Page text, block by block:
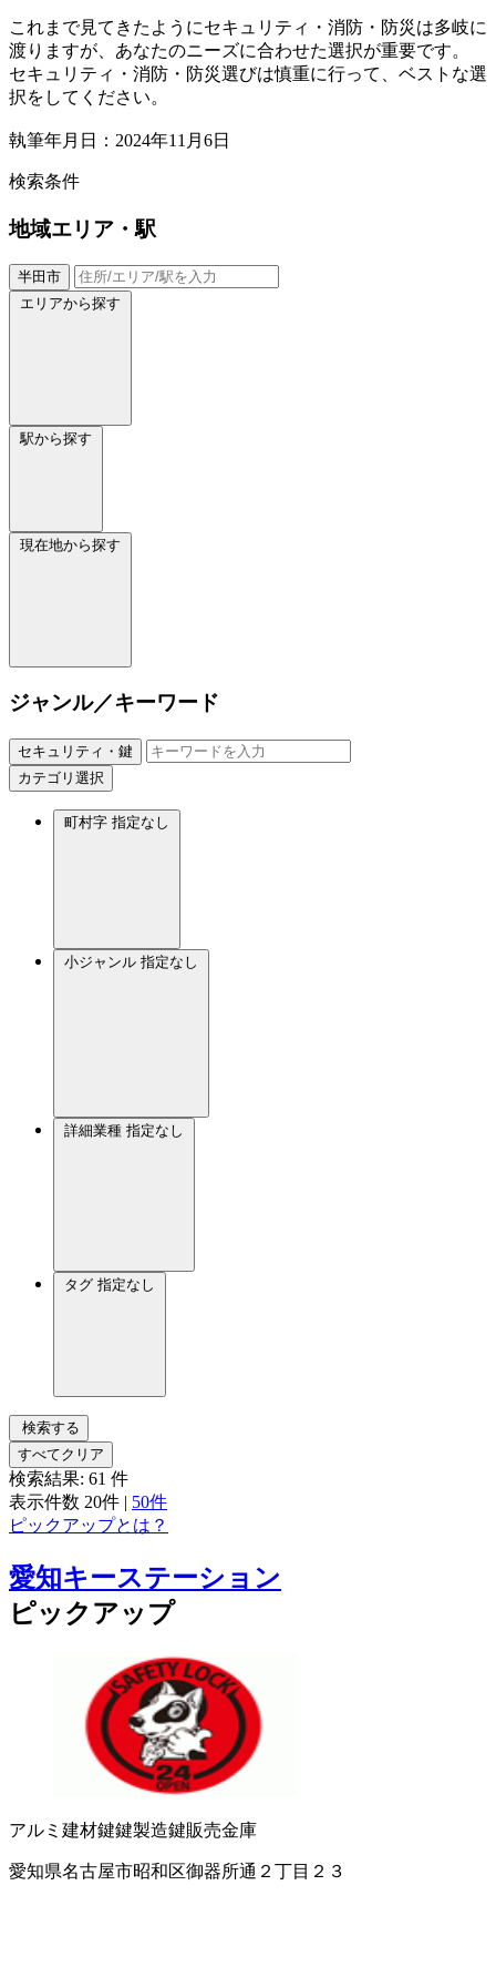
これまで見てきたようにセキュリティ・消防・防災は多岐に
渡りますが、あなたのニーズに合わせた選択が重要です。
セキュリティ・消防・防災選びは慎重に行って、ベストな選
択をしてください。
執筆年月日：2024年11月6日
検索条件
地域エリア・駅
半田市
エリアから探す
駅から探す
現在地から探す
ジャンル／キーワード
セキュリティ・鍵
カテゴリ選択
町村字 指定なし
小ジャンル 指定なし
詳細業種 指定なし
タグ 指定なし
検索する
すべてクリア
検索結果: 61 件
表示件数 20件 | 50件
ピックアップとは？
愛知キーステーション
ピックアップ
アルミ建材鍵鍵製造鍵販売金庫
愛知県名古屋市昭和区御器所通２丁目２３